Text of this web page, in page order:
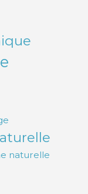
naturelle